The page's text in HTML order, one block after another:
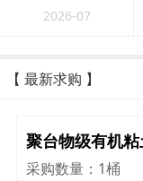
2026-07
【 最新求购 】
聚台物级有机粘
采购数量： 1桶